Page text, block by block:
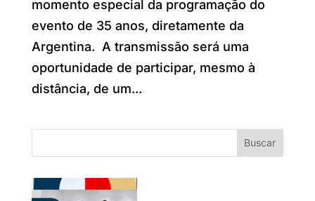
momento especial da programação do
evento de 35 anos, diretamente da
Argentina. A transmissão será uma
oportunidade de participar, mesmo à
distância, de um...
Buscar